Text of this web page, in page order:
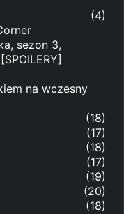
(4)
sezon 3,
na wczesny
(18)
(17)
(18)
(17)
(19)
(20)
(18)